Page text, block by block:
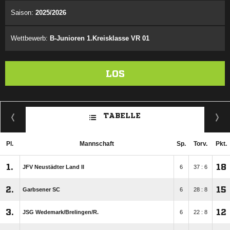
Saison: 2025/2026
Wettbewerb: B-Junioren 1.Kreisklasse VR 01
LOS
TABELLE
Pl. Mannschaft Sp. Torv. Pkt.
1. JFV Neustädter Land II 6 37 : 6 18
2. Garbsener SC 6 28 : 8 15
3. JSG Wedemark/​Brelingen/​R. 6 22 : 8 12